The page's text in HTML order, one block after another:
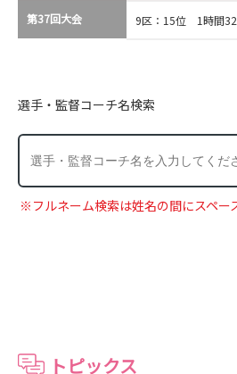
第37回大会 9区：15位 1時間
選手・監督コーチ名検索
※フルネーム検索は姓名の間にスペー
トピックス